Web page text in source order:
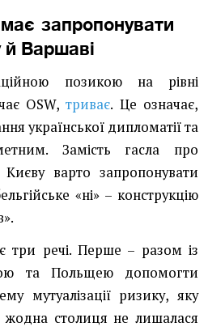
запропонувати
й Варшаві
позикою на рівні
OSW,триває. Це означає,
української дипломатії та
Замість гасла про
Києву варто запропонувати
«ні» – конструкцію
три речі. Перше – разом із
та Польщею допомогти
мутуалізації ризику, яку
жодна столиця не лишалася